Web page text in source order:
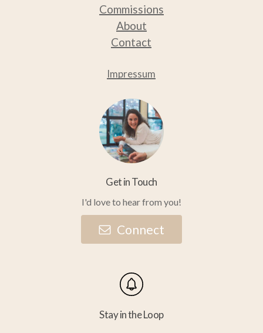
Commissions
About
Contact
Impressum
Get in Touch
I'd love to hear from you!
Connect
Stay in the Loop